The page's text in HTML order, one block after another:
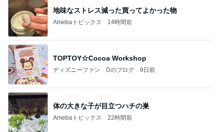
地味なストレス減った買ってよかった物
Amebaトピックス 14時間前
TOPTOY☆Cocoa Workshop
ディズニーファン Dのブログ 9日前
体の大きな子が目立つハチの巣
Amebaトピックス 22時間前